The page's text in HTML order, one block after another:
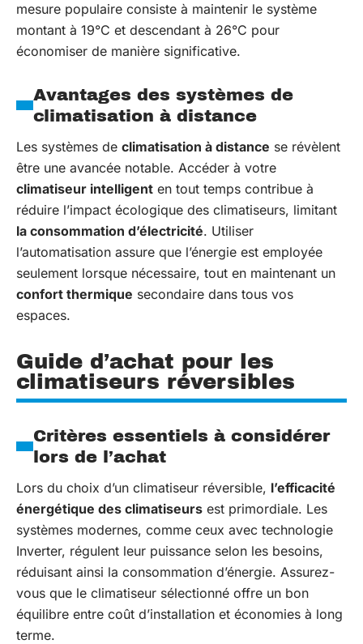
mesure populaire consiste à maintenir le système
montant à 19°C et descendant à 26°C pour
économiser de manière significative.
Avantages des systèmes de
climatisation à distance
Les systèmes de climatisation à distance se révèlent
être une avancée notable. Accéder à votre
climatiseur intelligent en tout temps contribue à
réduire l’impact écologique des climatiseurs, limitant
la consommation d’électricité. Utiliser
l’automatisation assure que l’énergie est employée
seulement lorsque nécessaire, tout en maintenant un
confort thermique secondaire dans tous vos
espaces.
Guide d’achat pour les
climatiseurs réversibles
Critères essentiels à considérer
lors de l’achat
Lors du choix d’un climatiseur réversible, l’efficacité
énergétique des climatiseurs est primordiale. Les
systèmes modernes, comme ceux avec technologie
Inverter, régulent leur puissance selon les besoins,
réduisant ainsi la consommation d’énergie. Assurez-
vous que le climatiseur sélectionné offre un bon
équilibre entre coût d’installation et économies à long
terme.